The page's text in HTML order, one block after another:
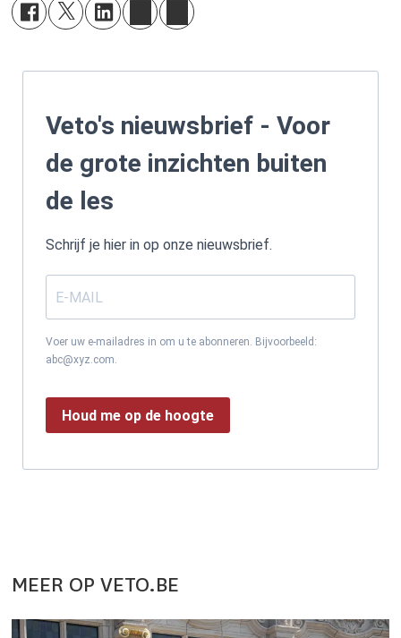
Veto's nieuwsbrief - Voor
de grote inzichten buiten
de les
Schrijf je hier in op onze nieuwsbrief.
Voer uw e-mailadres in om u te abonneren. Bijvoorbeeld:
abc@xyz.com.
Houd me op de hoogte
MEER OP VETO.BE